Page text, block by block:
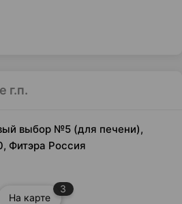
г.п.
выбор №5 (для печени),
Фитэра Россия
На карте
3